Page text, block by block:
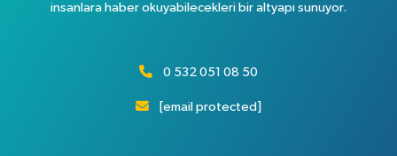
insanlara haber okuyabilecekleri bir altyapı sunuyor.
0 532 051 08 50
[email protected]